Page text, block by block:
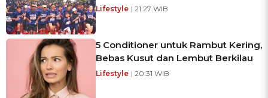
Lifestyle | 21:27 WIB
5 Conditioner untuk Rambut Kering,
Bebas Kusut dan Lembut Berkilau
Lifestyle | 20:31 WIB